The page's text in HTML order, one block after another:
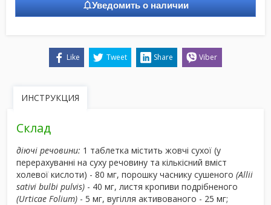
Уведомить о наличии
Like Tweet Share Viber
ИНСТРУКЦИЯ
Склад
діючі речовини: 1 таблетка містить жовчі сухої (у
перерахуванні на суху речовину та кількісний вміст
холевої кислоти) - 80 мг, порошку часнику сушеного (Аlliі
sativi bulbi риlvіs) - 40 мг, листя кропиви подрібненого
(Urticae Fоlium) - 5 мг, вугілля активованого - 25 мг;